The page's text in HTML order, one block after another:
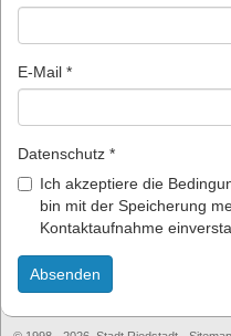
E-Mail *
Datenschutz *
Ich akzeptiere die
bin mit der Speicherung
Kontaktaufnahme